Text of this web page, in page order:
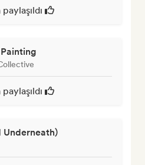
Underneath)